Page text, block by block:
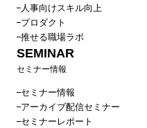
人事向けスキル向上
プロダクト
推せる職場ラボ
SEMINAR
セミナー情報
セミナー情報
アーカイブ配信セミナー
セミナーレポート